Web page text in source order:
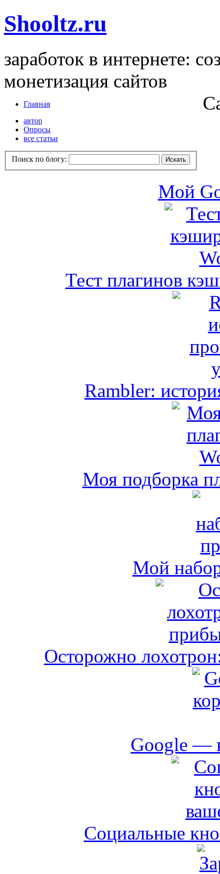
Shooltz.ru
заработок в интернете:
монетизация сайтов
Главная
автор
Опросы
все статьи
Поиск по блогу:
Мой
Тест плагинов
Rambler:
Моя подборка
Мой
Осторожно
Google —
Социальные